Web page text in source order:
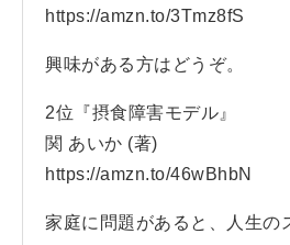
https://amzn.to/3Tmz8fS
興味がある方はどうぞ。
2位『摂食障害モデル』
関 あいか (著)
https://amzn.to/46wBhbN
家庭に問題があると、人生の